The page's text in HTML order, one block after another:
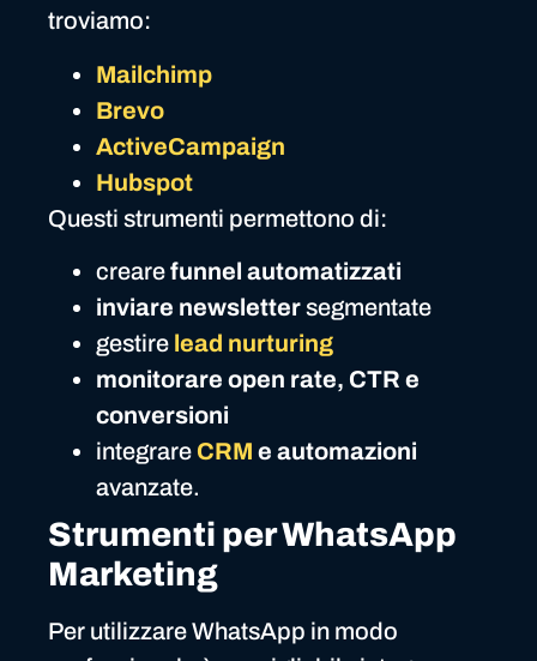
troviamo:
Mailchimp
Brevo
ActiveCampaign
Hubspot
Questi strumenti permettono di:
crearefunnel automatizzati
inviare newslettersegmentate
gestire lead nurturing
monitorare open rate, CTR e
conversioni
integrare CRM e automazioni
avanzate.
Strumenti per WhatsApp
Marketing
Per utilizzare WhatsApp in modo